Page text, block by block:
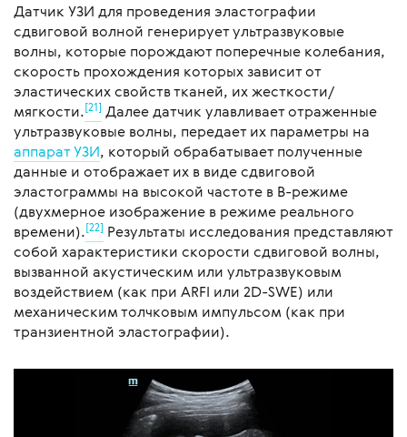
Датчик УЗИ для проведения эластографии
сдвиговой волной генерирует ультразвуковые
волны, которые порождают поперечные колебания,
скорость прохождения которых зависит от
эластических свойств тканей, их жесткости/
мягкости.[21] Далее датчик улавливает отраженные
ультразвуковые волны, передает их параметры на
аппарат УЗИ, который обрабатывает полученные
данные и отображает их в виде сдвиговой
эластограммы на высокой частоте в В-режиме
(двухмерное изображение в режиме реального
времени).[22] Результаты исследования представляют
собой характеристики скорости сдвиговой волны,
вызванной акустическим или ультразвуковым
воздействием (как при ARFI или 2D-SWE) или
механическим толчковым импульсом (как при
транзиентной эластографии).